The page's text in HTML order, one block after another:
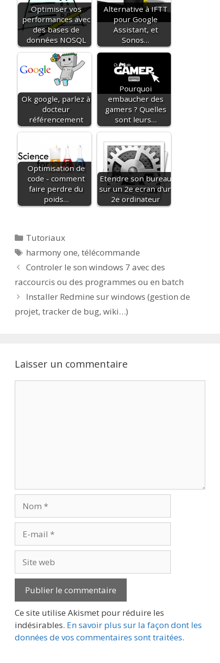
Optimiser vos
performances avec
des bases de
données NOSQL
Alternative à IFTT
pour Google
Assistant, et
Sonos…
Ok google, parlez à
docteur
référencement
Pourquoi
embaucher des
gamers ? Quelles
sont leurs…
Optimisation de
code - comment
faire perdre du
poids…
Etendre son bureau
sur un 2e ecran d'un
2e ordinateur
Catégories
Tutoriaux
Étiquettes
harmony one,télécommande
Controler le son windows 7 avec des
raccourcis ou des programmes ou en batch
Installer Redmine sur windows (gestion de
projet, tracker de bug, wiki…)
Laisser un commentaire
mail
web
Ce site utilise Akismet pour réduire les
indésirables. En savoir plus sur la façon dont les
données de vos commentaires sont traitées.